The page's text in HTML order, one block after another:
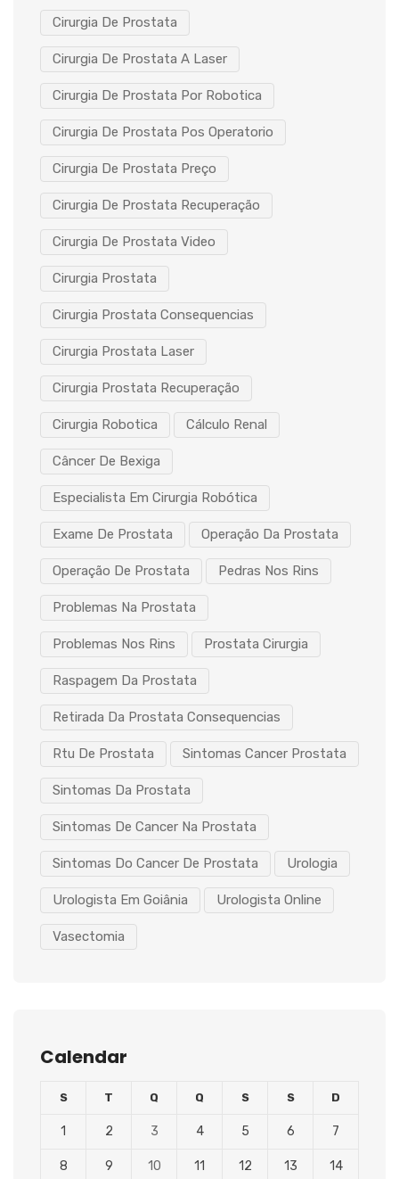
Cirurgia De Prostata
Cirurgia De Prostata A Laser
Cirurgia De Prostata Por Robotica
Cirurgia De Prostata Pos Operatorio
Cirurgia De Prostata Preço
Cirurgia De Prostata Recuperação
Cirurgia De Prostata Video
Cirurgia Prostata
Cirurgia Prostata Consequencias
Cirurgia Prostata Laser
Cirurgia Prostata Recuperação
Cirurgia Robotica Cálculo Renal
Câncer De Bexiga
Especialista Em Cirurgia Robótica
Exame De Prostata Operação Da Prostata
Operação De Prostata Pedras Nos Rins
Problemas Na Prostata
Problemas Nos Rins Prostata Cirurgia
Raspagem Da Prostata
Retirada Da Prostata Consequencias
Rtu De Prostata Sintomas Cancer Prostata
Sintomas Da Prostata
Sintomas De Cancer Na Prostata
Sintomas Do Cancer De Prostata Urologia
Urologista Em Goiânia Urologista Online
Vasectomia
Calendar
S T Q Q S S D
1 2 3 4 5 6 7
8 9 10 11 12 13 14